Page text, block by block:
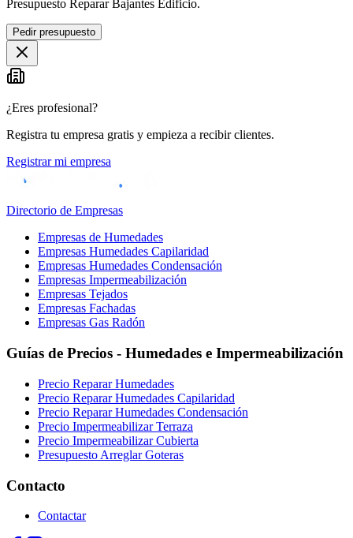
Presupuesto Reparar Bajantes Edificio.
Pedir presupuesto
¿Eres profesional?
Registra tu empresa gratis y empieza a recibir clientes.
Registrar mi empresa
Directorio de Empresas
Empresas de Humedades
Empresas Humedades Capilaridad
Empresas Humedades Condensación
Empresas Impermeabilización
Empresas Tejados
Empresas Fachadas
Empresas Gas Radón
Guías de Precios - Humedades e Impermeabilización
Precio Reparar Humedades
Precio Reparar Humedades Capilaridad
Precio Reparar Humedades Condensación
Precio Impermeabilizar Terraza
Precio Impermeabilizar Cubierta
Presupuesto Arreglar Goteras
Contacto
Contactar